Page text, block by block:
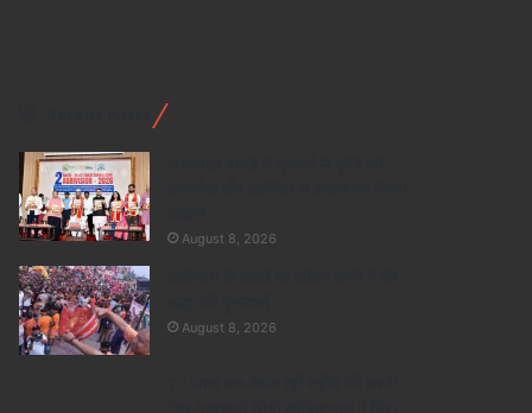
August 8, 2026
August 8, 2026